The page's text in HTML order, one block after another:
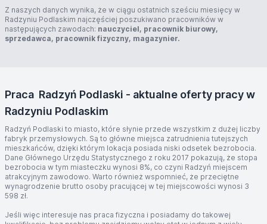
Z naszych danych wynika, że w ciągu ostatnich sześciu miesięcy w
Radzyniu Podlaskim najczęściej poszukiwano pracowników w
następujących zawodach: nauczyciel, pracownik biurowy,
sprzedawca, pracownik fizyczny, magazynier.
Praca Radzyń Podlaski - aktualne oferty pracy w
Radzyniu Podlaskim
Radzyń Podlaski to miasto, które słynie przede wszystkim z dużej liczby
fabryk przemysłowych. Są to główne miejsca zatrudnienia tutejszych
mieszkańców, dzięki którym lokacja posiada niski odsetek bezrobocia.
Dane Głównego Urzędu Statystycznego z roku 2017 pokazują, że stopa
bezrobocia w tym miasteczku wynosi 8%, co czyni Radzyń miejscem
atrakcyjnym zawodowo. Warto również wspomnieć, że przeciętne
wynagrodzenie brutto osoby pracującej w tej miejscowości wynosi 3
598 zł.
Jeśli więc interesuje nas praca fizyczna i posiadamy do takowej